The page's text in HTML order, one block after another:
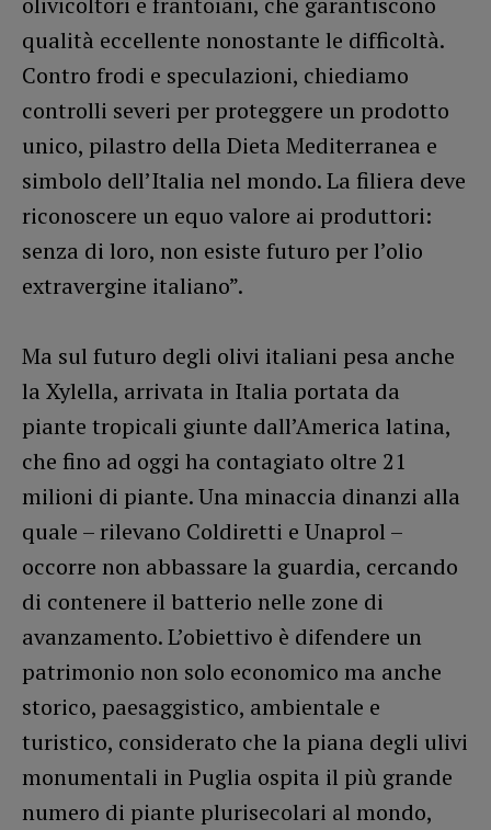
qualità eccellente nonostante le difficoltà.
Contro frodi e speculazioni, chiediamo
controlli severi per proteggere un prodotto
unico, pilastro della Dieta Mediterranea e
simbolo dell’Italia nel mondo. La filiera deve
riconoscere un equo valore ai produttori:
senza di loro, non esiste futuro per l’olio
extravergine italiano”.
Ma sul futuro degli olivi italiani pesa anche
la Xylella, arrivata in Italia portata da
piante tropicali giunte dall’America latina,
che fino ad oggi ha contagiato oltre 21
milioni di piante. Una minaccia dinanzi alla
quale – rilevano Coldiretti e Unaprol –
occorre non abbassare la guardia, cercando
di contenere il batterio nelle zone di
avanzamento. L’obiettivo è difendere un
patrimonio non solo economico ma anche
storico, paesaggistico, ambientale e
turistico, considerato che la piana degli ulivi
monumentali in Puglia ospita il più grande
numero di piante plurisecolari al mondo,